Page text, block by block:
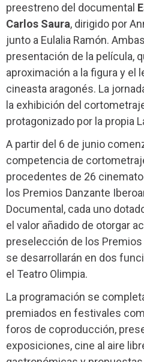
preestreno del documental
Carlos Saura, dirigido por
junto a Eulalia Ramón.
presentación de la película,
aproximación a la figura y el
cineasta aragonés. La
la exhibición del
protagonizado por la propia
A partir del 6 de junio
competencia de
procedentes de 26
los Premios Danzante
Documental, cada uno
el valor añadido de otorgar
preselección de los
se desarrollarán en dos
el Teatro Olimpia.
La programación se
premiados en festivales
foros de coproducción,
exposiciones, cine al aire